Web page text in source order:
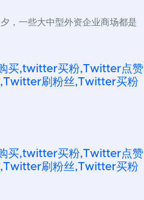
，一些大中型外资企业商场都是
买,twitter买粉,Twitter点赞
刷粉丝,Twitter买粉
买,twitter买粉,Twitter点赞
刷粉丝,Twitter买粉